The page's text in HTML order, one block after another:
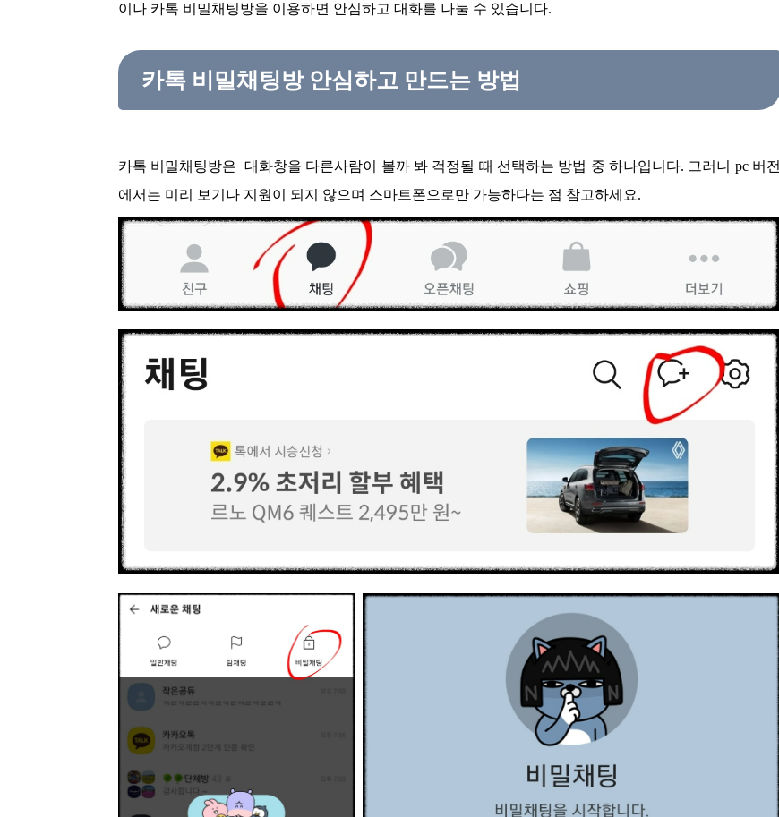
이나 카톡 비밀채팅방을 이용하면 안심하고 대화를 나눌 수 있습니다.
카톡 비밀채팅방 안심하고 만드는 방법
카톡 비밀채팅방은 대화창을 다른사람이 볼까 봐 걱정될 때 선택하는 방법 중 하나입니다. 그러니 pc 버전
에서는 미리 보기나 지원이 되지 않으며 스마트폰으로만 가능하다는 점 참고하세요.